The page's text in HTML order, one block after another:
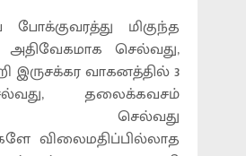
மிகுந்த
செல்வது,
இருசக்கர வாகனத்தில் 3
தலைக்கவசம்
செல்வது
விலைமதிப்பில்லாத